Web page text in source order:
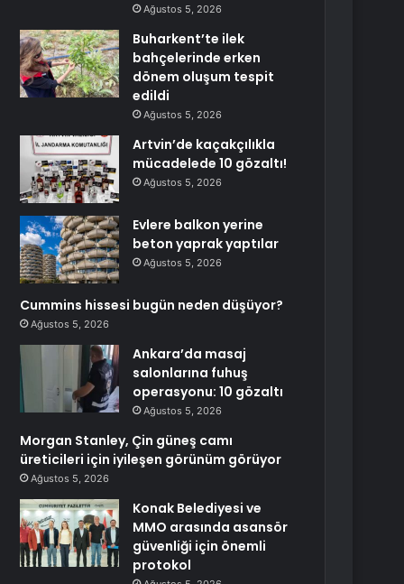
Ağustos 5, 2026
Buharkent’te ilek
bahçelerinde erken
dönem oluşum tespit
edildi
Ağustos 5, 2026
Artvin’de kaçakçılıkla
mücadelede 10 gözaltı!
Ağustos 5, 2026
Evlere balkon yerine
beton yaprak yaptılar
Ağustos 5, 2026
Cummins hissesi bugün neden düşüyor?
Ağustos 5, 2026
Ankara’da masaj
salonlarına fuhuş
operasyonu: 10 gözaltı
Ağustos 5, 2026
Morgan Stanley, Çin güneş camı
üreticileri için iyileşen görünüm görüyor
Ağustos 5, 2026
Konak Belediyesi ve
MMO arasında asansör
güvenliği için önemli
protokol